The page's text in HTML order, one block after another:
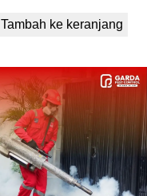
Tambah ke keranjang